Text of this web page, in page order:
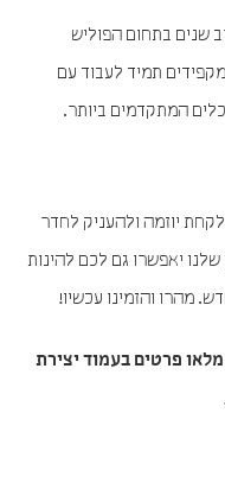
שנים בתחום הפוליש
תמיד לעבוד עם
המתקדמים ביותר.
יוזמה ולהעניק לחדר
שלנו יאפשרו גם לכם להינות
מהרו והזמינו עכשיו!
בטלפון 055-925-0899, או מלאו פרטים בעמוד יצירת